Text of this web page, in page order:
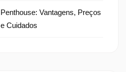
Penthouse: Vantagens, Preços
e Cuidados